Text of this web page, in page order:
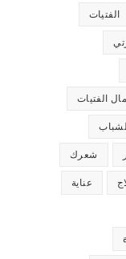
الفتيات
الفتيات
شعرك
عناية